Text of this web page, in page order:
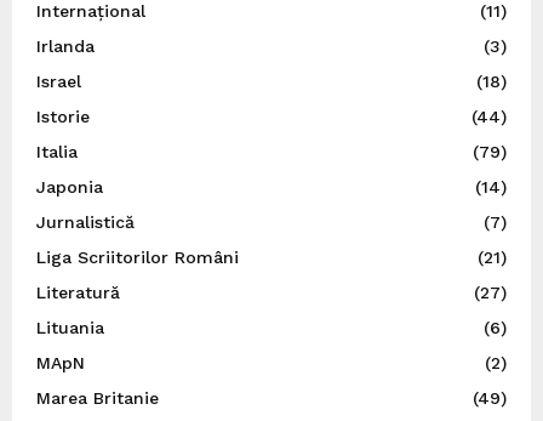
Internațional
(11)
Irlanda
(3)
Israel
(18)
Istorie
(44)
Italia
(79)
Japonia
(14)
Jurnalistică
(7)
Liga Scriitorilor Români
(21)
Literatură
(27)
Lituania
(6)
MApN
(2)
Marea Britanie
(49)